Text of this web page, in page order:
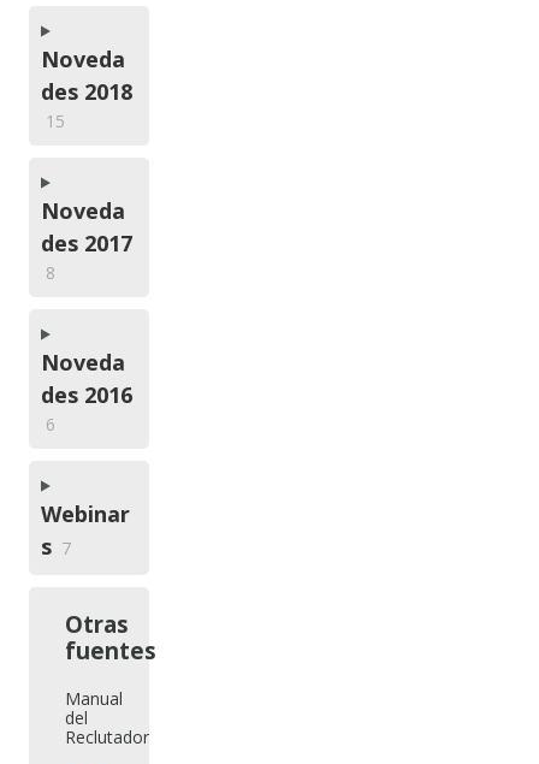
Noveda
des 2018
15
Noveda
des 2017
8
Noveda
des 2016
6
Webinar
s 7
Otras
fuentes
Manual
del
Reclutador